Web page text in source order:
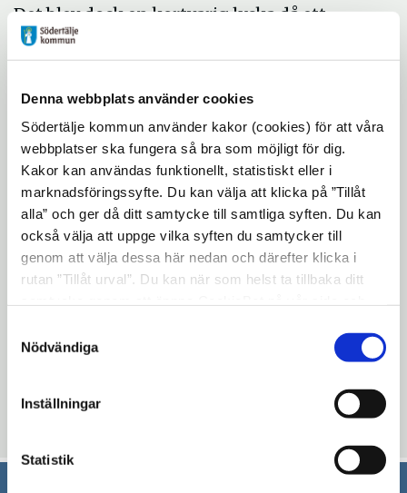
Denna webbplats använder cookies
Södertälje kommun använder kakor (cookies) för att våra
webbplatser ska fungera så bra som möjligt för dig.
Kakor kan användas funktionellt, statistiskt eller i
marknadsföringssyfte. Du kan välja att klicka på ”Tillåt
alla” och ger då ditt samtycke till samtliga syften. Du kan
också välja att uppge vilka syften du samtycker till
genom att välja dessa här nedan och därefter klicka i
rutan ”Tillåt urval”. Du kan när som helst ta tillbaka ditt
"Visa detaljer" kan du läsa om hur kakorna används och
hur vi och våra leverantörer inhämtar och behandlar
Nödvändiga
Inställningar
Statistik
Det blev dock en kortvarig lycka då ett
inbördeskrig bröt ut veckorna efter
självständigheten. Konflikten stod mellan
"de röda" som var den politiska vänsterna
konservativa gruppen. 1919 stod det klart
att "de vita" gått segrande ut ur kriget och
Finland kunde nu officiellt kalla sig för en
republik.
Grattis Finland till 100 års dagen!
Finland blev medlem i EU 1995 och har 13
ledamöter i Europaparlamentet.
Nästkommande ordförandeskap i
ministerrådet för landet är juli-december